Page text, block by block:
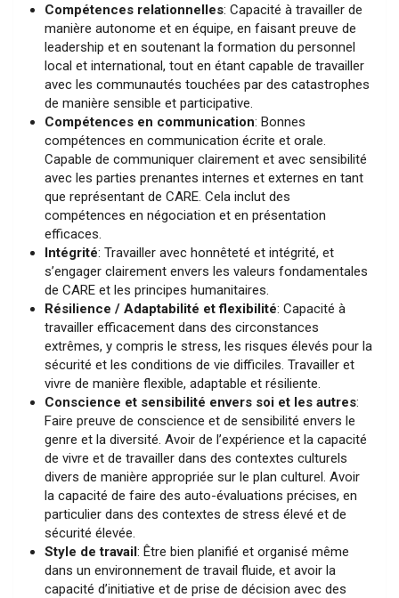
Compétences relationnelles: Capacité à travailler de
manière autonome et en équipe, en faisant preuve de
leadership et en soutenant la formation du personnel
local et international, tout en étant capable de travailler
avec les communautés touchées par des catastrophes
de manière sensible et participative.
Compétences en communication: Bonnes
compétences en communication écrite et orale.
Capable de communiquer clairement et avec sensibilité
avec les parties prenantes internes et externes en tant
que représentant de CARE. Cela inclut des
compétences en négociation et en présentation
efficaces.
Intégrité: Travailler avec honnêteté et intégrité, et
s’engager clairement envers les valeurs fondamentales
de CARE et les principes humanitaires.
Résilience / Adaptabilité et flexibilité: Capacité à
travailler efficacement dans des circonstances
extrêmes, y compris le stress, les risques élevés pour la
sécurité et les conditions de vie difficiles. Travailler et
vivre de manière flexible, adaptable et résiliente.
Conscience et sensibilité envers soi et les autres:
Faire preuve de conscience et de sensibilité envers le
genre et la diversité. Avoir de l’expérience et la capacité
de vivre et de travailler dans des contextes culturels
divers de manière appropriée sur le plan culturel. Avoir
la capacité de faire des auto-évaluations précises, en
particulier dans des contextes de stress élevé et de
sécurité élevée.
Style de travail: Être bien planifié et organisé même
dans un environnement de travail fluide, et avoir la
capacité d’initiative et de prise de décision avec des